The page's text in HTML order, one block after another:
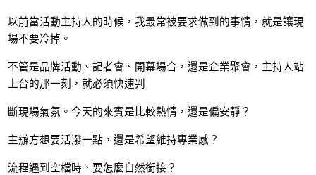
以前當活動主持人的時候，我最常被要求做到的事情，就是讓現
場不要冷掉。
不管是品牌活動、記者會、開幕場合，還是企業聚會，主持人站
上台的那一刻，就必須快速判
斷現場氣氛。今天的來賓是比較熱情，還是偏安靜？
主辦方想要活潑一點，還是希望維持專業感？
流程遇到空檔時，要怎麼自然銜接？